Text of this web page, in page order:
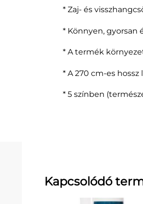
* Zaj- és
* Könnyen, gyorsan
* A termék
* A 270 cm-es
* 5 színben
Kapcsolódó